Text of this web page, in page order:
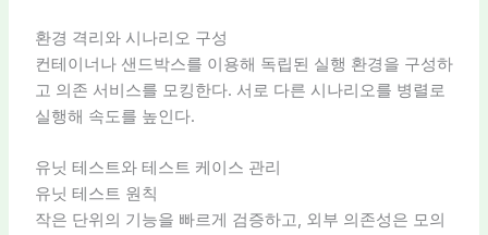
환경 격리와 시나리오 구성
컨테이너나 샌드박스를 이용해 독립된 실행 환경을 구성하
고 의존 서비스를 모킹한다. 서로 다른 시나리오를 병렬로
실행해 속도를 높인다.
유닛 테스트와 테스트 케이스 관리
유닛 테스트 원칙
작은 단위의 기능을 빠르게 검증하고, 외부 의존성은 모의